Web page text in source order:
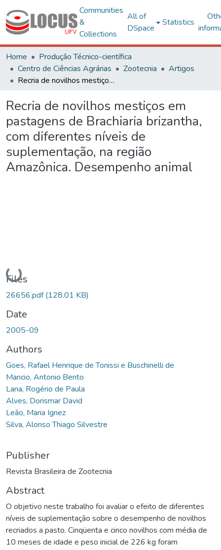
Communities
&
Collections
All of
DSpace
Statistics
Home
Produção Técnico-científica
Centro de Ciências Agrárias
Zootecnia
Artigos
Recria de novilhos mestiços em pastagens de Brachiaria brizantha, com diferentes níveis de suplementação, na região Amazônica. Desempenho animal
Recria de novilhos mestiços em
pastagens de Brachiaria brizantha,
com diferentes níveis de
suplementação, na região
Amazônica. Desempenho animal
Loading...
Files
26656.pdf(128.01 KB)
Date
2005-09
Authors
Goes, Rafael Henrique de Tonissi e Buschinelli de
Mancio, Antonio Bento
Lana, Rogério de Paula
Alves, Dorismar David
Leão, Maria Ignez
Silva, Alonso Thiago Silvestre
Publisher
Revista Brasileira de Zootecnia
Abstract
O objetivo neste trabalho foi avaliar o efeito de diferentes
níveis de suplementação sobre o desempenho de novilhos
recriados a pasto. Cinqüenta e cinco novilhos com média de
10 meses de idade e peso inicial de 226 kg foram